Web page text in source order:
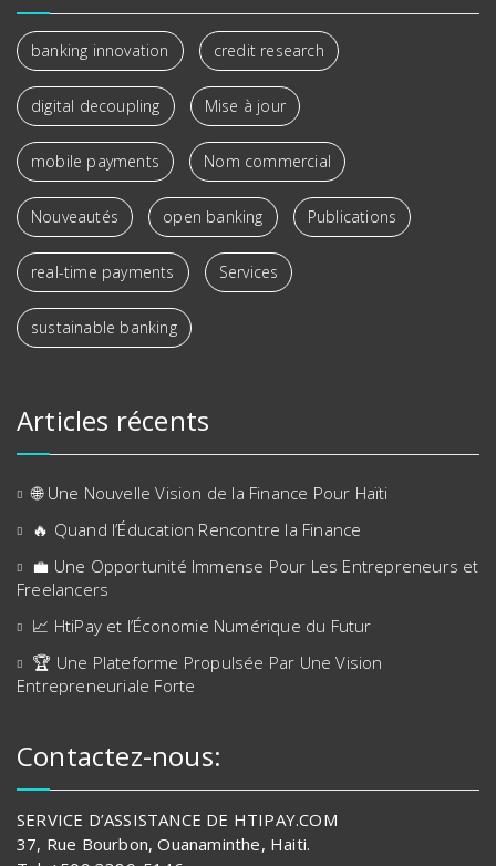
banking innovation credit research
digital decoupling Mise à jour
mobile payments Nom commercial
Nouveautés open banking Publications
real-time payments Services
sustainable banking
Articles récents
🌐 Une Nouvelle Vision de la Finance Pour Haïti
🔥 Quand l’Éducation Rencontre la Finance
💼 Une Opportunité Immense Pour Les Entrepreneurs et
Freelancers
📈 HtiPay et l’Économie Numérique du Futur
🏆 Une Plateforme Propulsée Par Une Vision
Entrepreneuriale Forte
Contactez-nous:
SERVICE D’ASSISTANCE DE HTIPAY.COM
37, Rue Bourbon, Ouanaminthe, Haiti.